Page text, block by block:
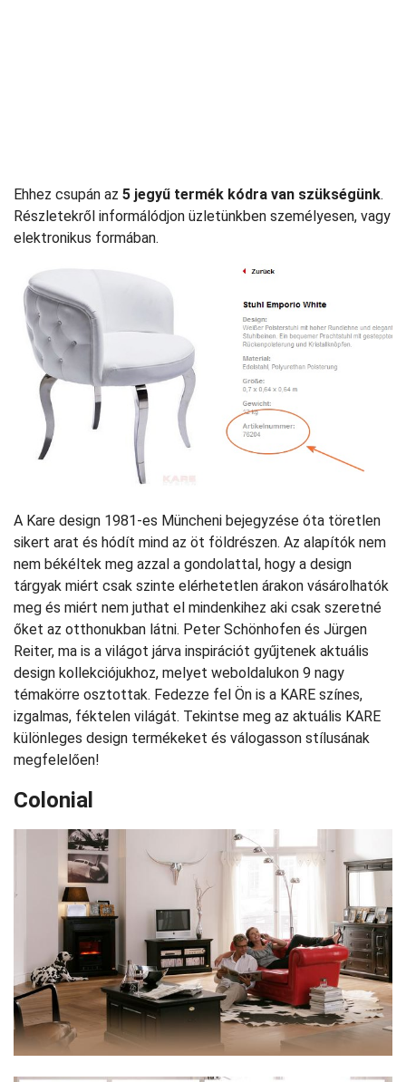
Ehhez csupán az 5 jegyű termék kódra van szükségünk.
Részletekről informálódjon üzletünkben személyesen, vagy
elektronikus formában.
A Kare design 1981-es Müncheni bejegyzése óta töretlen
sikert arat és hódít mind az öt földrészen. Az alapítók nem
nem békéltek meg azzal a gondolattal, hogy a design
tárgyak miért csak szinte elérhetetlen árakon vásárolhatók
meg és miért nem juthat el mindenkihez aki csak szeretné
őket az otthonukban látni. Peter Schönhofen és Jürgen
Reiter, ma is a világot járva inspirációt gyűjtenek aktuális
design kollekciójukhoz, melyet weboldalukon 9 nagy
témakörre osztottak. Fedezze fel Ön is a KARE színes,
izgalmas, féktelen világát. Tekintse meg az aktuális KARE
különleges design termékeket és válogasson stílusának
megfelelően!
Colonial